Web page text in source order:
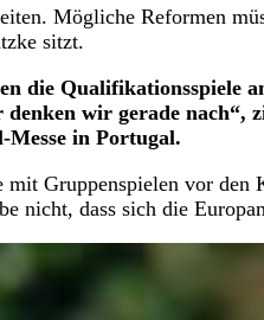
Mögliche Reformen
sitzt.
die Qualifikationsspiele
wir gerade nach“,
in Portugal.
Gruppenspielen vor den
nicht, dass sich die